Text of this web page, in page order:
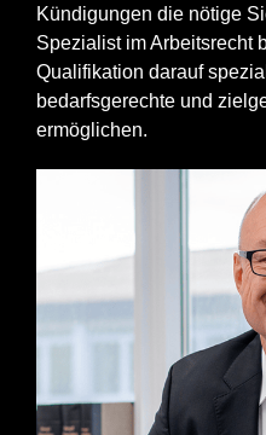
Kündigungen die nötige
Spezialist im Arbeitsrecht
Qualifikation darauf
bedarfsgerechte und
ermöglichen.